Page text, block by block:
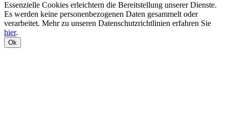
Essenzielle Cookies erleichtern die Bereitstellung unserer Dienste.
Es werden keine personenbezogenen Daten gesammelt oder
verarbeitet. Mehr zu unseren Datenschutzrichtlinien erfahren Sie
hier.
Ok